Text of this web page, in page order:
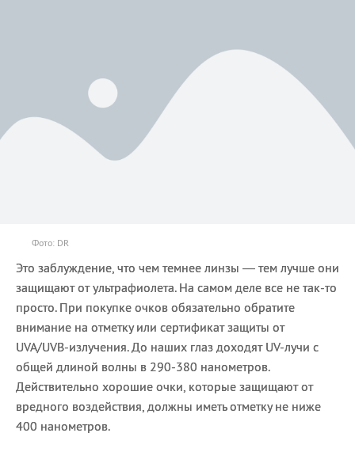
Фото: DR
Это заблуждение, что чем темнее линзы — тем лучше они
защищают от ультрафиолета. На самом деле все не так-то
просто. При покупке очков обязательно обратите
внимание на отметку или сертификат защиты от
UVA/UVB-излучения. До наших глаз доходят UV-лучи с
общей длиной волны в 290-380 нанометров.
Действительно хорошие очки, которые защищают от
вредного воздействия, должны иметь отметку не ниже
400 нанометров.